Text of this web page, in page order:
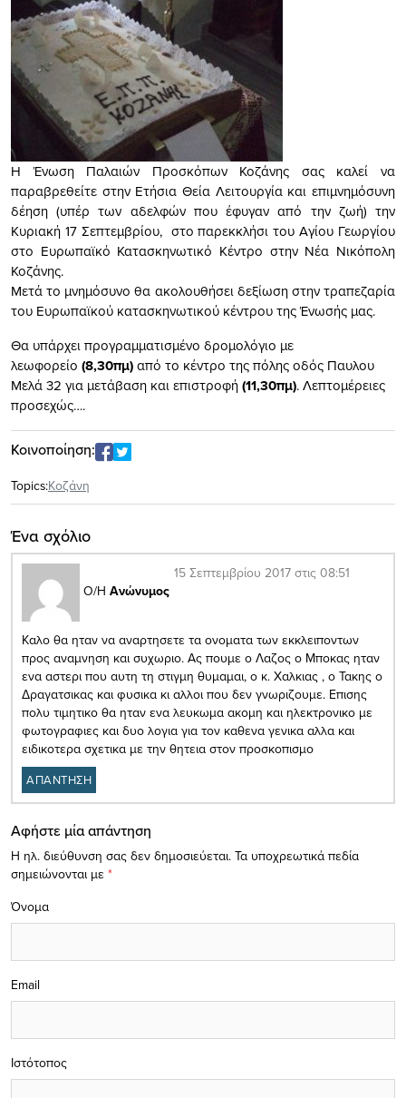
Η Ένωση Παλαιών Προσκόπων Κοζάνης σας καλεί να
παραβρεθείτε στην Ετήσια Θεία Λειτουργία και επιμνημόσυνη
δέηση (υπέρ των αδελφών που έφυγαν από την ζωή) την
Κυριακή 17 Σεπτεμβρίου, στο παρεκκλήσι του Αγίου Γεωργίου
στο Ευρωπαϊκό Κατασκηνωτικό Κέντρο στην Νέα Νικόπολη
Κοζάνης.
Μετά το μνημόσυνο θα ακολουθήσει δεξίωση στην τραπεζαρία
του Ευρωπαϊκού κατασκηνωτικού κέντρου της Ένωσής μας.
Θα υπάρχει προγραμματισμένο δρομολόγιο με
λεωφορείο (8,30πμ)από το κέντρο της πόλης οδός Παυλου
Μελά 32 για μετάβαση και επιστροφή(11,30πμ). Λεπτομέρειες
προσεχώς….
Κοινοποίηση:
Topics:Κοζάνη
Ένα σχόλιο
Ο/Η Ανώνυμος
15 Σεπτεμβρίου 2017 στις 08:51
Καλο θα ηταν να αναρτησετε τα ονοματα των εκκλειποντων
προς αναμνηση και συχωριο. Ας πουμε ο Λαζος ο Μποκας ηταν
ενα αστερι που αυτη τη στιγμη θυμαμαι, ο κ. Χαλκιας , ο Τακης ο
Δραγατσικας και φυσικα κι αλλοι που δεν γνωριζουμε. Επισης
πολυ τιμητικο θα ηταν ενα λευκωμα ακομη και ηλεκτρονικο με
φωτογραφιες και δυο λογια για τον καθενα γενικα αλλα και
ειδικοτερα σχετικα με την θητεια στον προσκοπισμο
ΑΠΑΝΤΗΣΗ
Αφήστε μία απάντηση
Η ηλ. διεύθυνση σας δεν δημοσιεύεται. Τα υποχρεωτικά πεδία
σημειώνονται με *
Όνομα
Email
Ιστότοπος